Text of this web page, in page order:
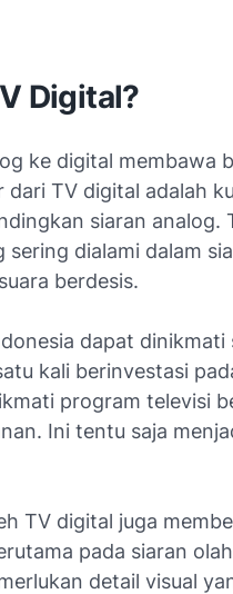
Digital?
ke digital membawa
dari TV digital adalah
siaran analog.
dialami dalam
berdesis.
dapat
kali berinvestasi
program televisi
Ini tentu saja
TV digital juga
pada siaran
detail visual